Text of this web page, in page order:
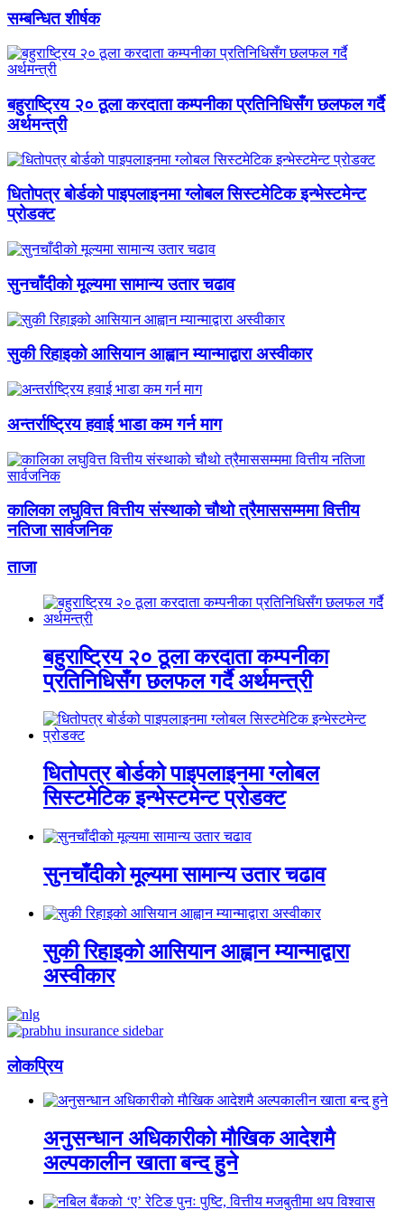
सम्बन्धित शीर्षक
बहुराष्ट्रिय २० ठूला करदाता कम्पनीका प्रतिनिधिसँग छलफल गर्दै
अर्थमन्त्री
धितोपत्र बोर्डको पाइपलाइनमा ग्लोबल सिस्टमेटिक इन्भेस्टमेन्ट
प्रोडक्ट
सुनचाँदीको मूल्यमा सामान्य उतार चढाव
सुकी रिहाइको आसियान आह्वान म्यान्माद्वारा अस्वीकार
अन्तर्राष्ट्रिय हवाई भाडा कम गर्न माग
कालिका लघुवित्त वित्तीय संस्थाको चौथो त्रैमाससम्ममा वित्तीय
नतिजा सार्वजनिक
ताजा
बहुराष्ट्रिय २० ठूला करदाता कम्पनीका
प्रतिनिधिसँग छलफल गर्दै अर्थमन्त्री
धितोपत्र बोर्डको पाइपलाइनमा ग्लोबल
सिस्टमेटिक इन्भेस्टमेन्ट प्रोडक्ट
सुनचाँदीको मूल्यमा सामान्य उतार चढाव
सुकी रिहाइको आसियान आह्वान म्यान्माद्वारा
अस्वीकार
लाेकप्रिय
अनुसन्धान अधिकारीकाे माैखिक आदेशमै
अल्पकालीन खाता बन्द हुने